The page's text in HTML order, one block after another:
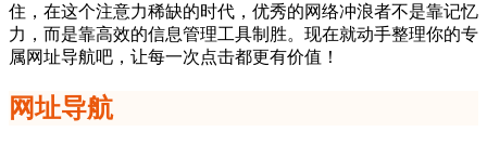
住，在这个注意力稀缺的时代，优秀的网络冲浪者不是靠记忆
力，而是靠高效的信息管理工具制胜。现在就动手整理你的专
属网址导航吧，让每一次点击都更有价值！
网址导航